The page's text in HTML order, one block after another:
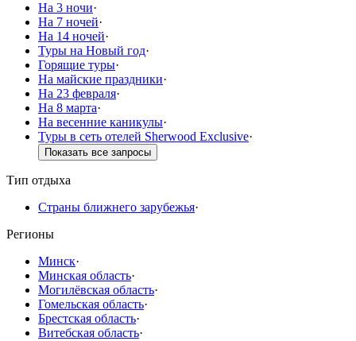
На 3 ночи·
На 7 ночей·
На 14 ночей·
Туры на Новый год·
Горящие туры·
На майские праздники·
На 23 февраля·
На 8 марта·
На весенние каникулы·
Туры в сеть отелей Sherwood Exclusive·
Показать все запросы
Тип отдыха
Страны ближнего зарубежья·
Регионы
Минск·
Минская область·
Могилёвская область·
Гомельская область·
Брестская область·
Витебская область·